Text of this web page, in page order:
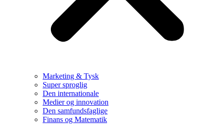
Marketing & Tysk
Super sproglig
Den internationale
Medier og innovation
Den samfundsfaglige
Finans og Matematik